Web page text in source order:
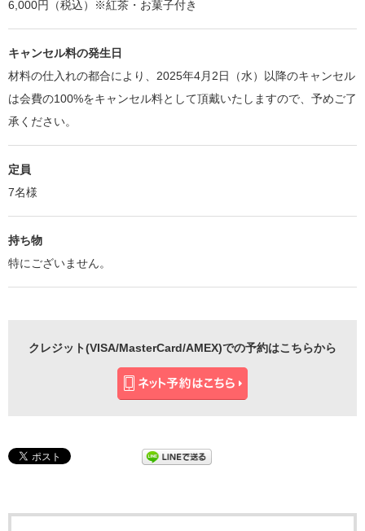
6,000円（税込）※紅茶・お菓子付き
キャンセル料の発生日
材料の仕入れの都合により、2025年4月2日（水）以降のキャンセル
は会費の100%をキャンセル料として頂戴いたしますので、予めご了
承ください。
定員
7名様
持ち物
特にございません。
クレジット(VISA/MasterCard/AMEX)での予約はこちらから